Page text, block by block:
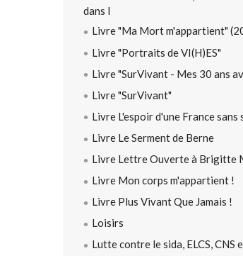
dans l
Livre "Ma Mort m'appartient"
Livre "Portraits de VI(H)ES"
Livre "SurVivant - Mes 30 ans
Livre "SurVivant"
Livre L'espoir d'une France sans
Livre Le Serment de Berne
Livre Lettre Ouverte à Brigitte
Livre Mon corps m'appartient !
Livre Plus Vivant Que Jamais !
Loisirs
Lutte contre le sida, ELCS, CNS